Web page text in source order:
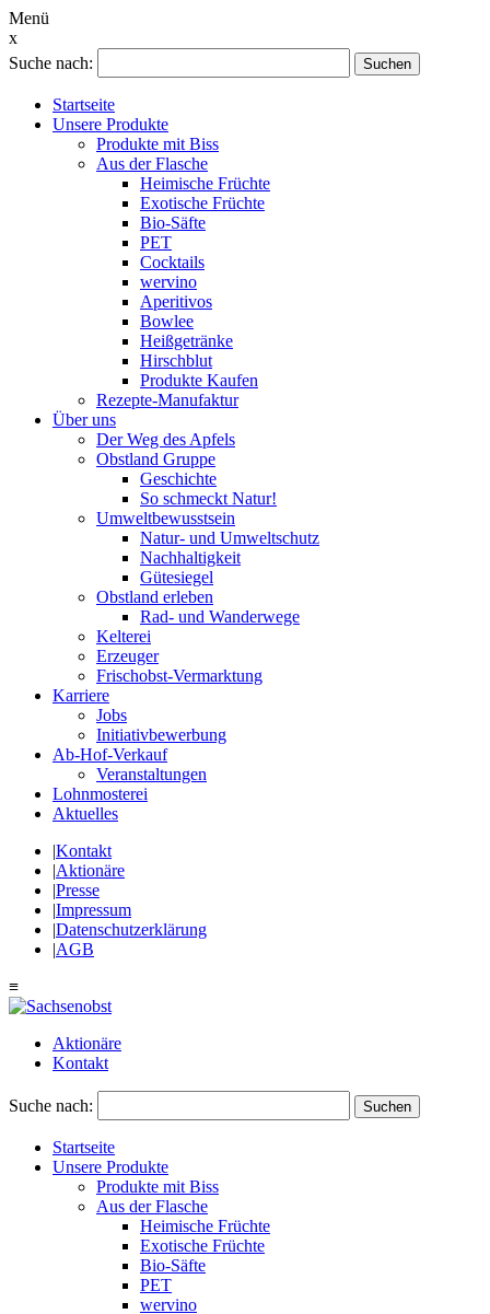
Menü
x
Suche nach:
Suchen
Startseite
Unsere Produkte
Produkte mit Biss
Aus der Flasche
Heimische Früchte
Exotische Früchte
Bio-Säfte
PET
Cocktails
wervino
Aperitivos
Bowlee
Heißgetränke
Hirschblut
Produkte Kaufen
Rezepte-Manufaktur
Über uns
Der Weg des Apfels
Obstland Gruppe
Geschichte
So schmeckt Natur!
Umweltbewusstsein
Natur- und Umweltschutz
Nachhaltigkeit
Gütesiegel
Obstland erleben
Rad- und Wanderwege
Kelterei
Erzeuger
Frischobst-Vermarktung
Karriere
Jobs
Initiativbewerbung
Ab-Hof-Verkauf
Veranstaltungen
Lohnmosterei
Aktuelles
|Kontakt
|Aktionäre
|Presse
|Impressum
|Datenschutzerklärung
|AGB
≡
Aktionäre
Kontakt
Suche nach: Suchen
Startseite
Unsere Produkte
Produkte mit Biss
Aus der Flasche
Heimische Früchte
Exotische Früchte
Bio-Säfte
PET
wervino